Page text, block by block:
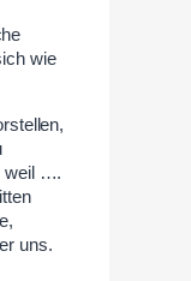
wie
weil ….
uns.